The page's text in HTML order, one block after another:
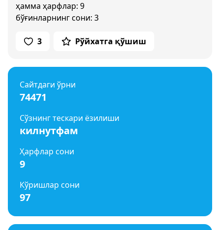
ҳамма ҳарфлар: 9
бўғинларнинг сони: 3
3 Рўйхатга қўшиш
Сайтдаги ўрни
74471
Сўзнинг тескари ёзилиши
килнутфам
Ҳарфлар сони
9
Кўришлар сони
97